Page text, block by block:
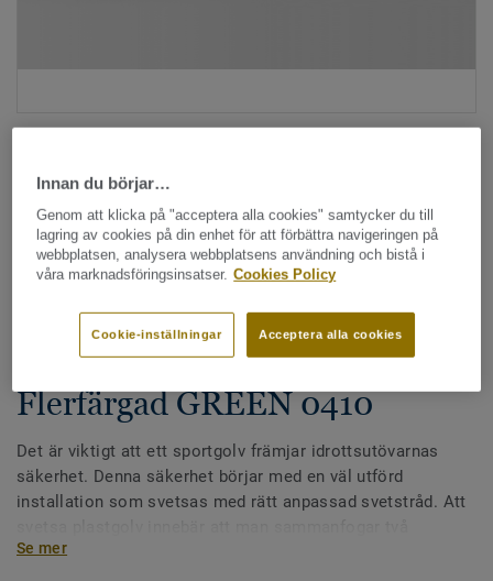
Hela kollektionen - LRV och NCS (104)
Alla tillbehör|Svetstråd|Tillbehör - Sportgolv
Svetstråd för vinylsportgolv -
Flerfärgad GREEN 0410
Det är viktigt att ett sportgolv främjar idrottsutövarnas
säkerhet. Denna säkerhet börjar med en väl utförd
installation som svetsas med rätt anpassad svetstråd. Att
materialbitar med svetstråden. När man installerar
Se mer
Innan du börjar…
Genom att klicka på "acceptera alla cookies" samtycker du till
lagring av cookies på din enhet för att förbättra navigeringen på
webbplatsen, analysera webbplatsens användning och bistå i
våra marknadsföringsinsatser. Cookies Policy
Acceptera alla cookies
Cookie-inställningar